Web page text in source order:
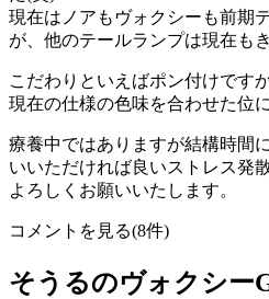
現在はノアもヴォクシーも前期
が、他のテールランプは現在も
こだわりといえばポン付けです
現在の仕様の色味を合わせた位
療養中ではありますが結構時間
いいただければ良いストレス発
よろしくお願いいたします。
コメントを見る(8件)
そうるのヴォクシー